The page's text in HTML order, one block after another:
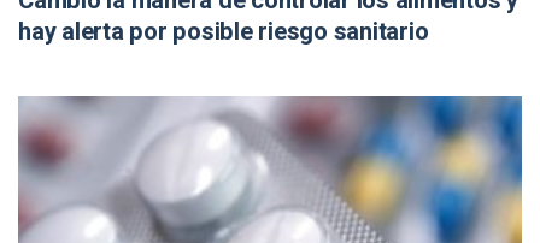
hay alerta por posible riesgo sanitario